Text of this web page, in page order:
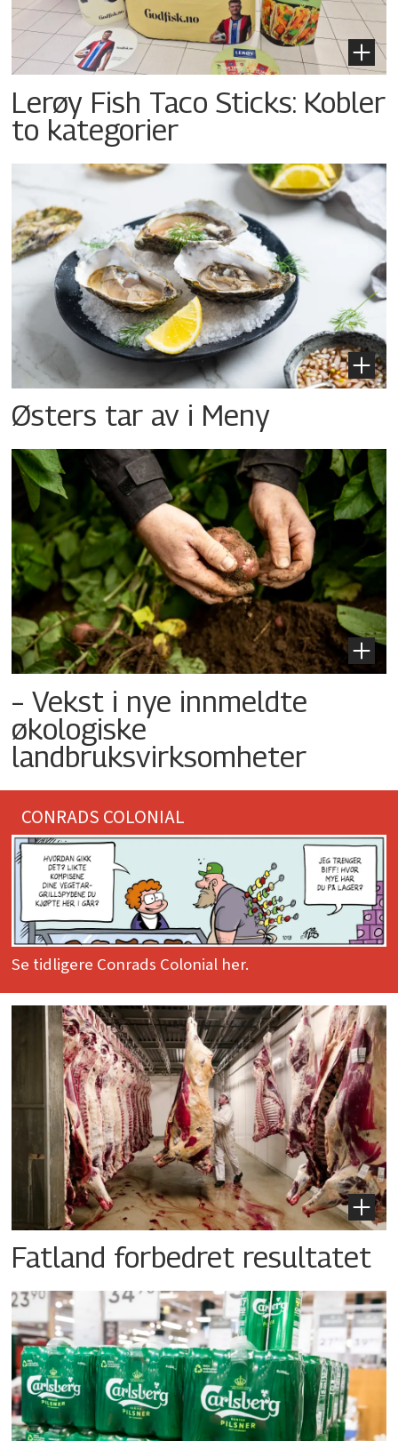
Lerøy Fish Taco Sticks: Kobler
to kategorier
Østers tar av i Meny
– Vekst i nye innmeldte
økologiske
landbruksvirksomheter
CONRADS COLONIAL
Se tidligere Conrads Colonial her.
Fatland forbedret resultatet